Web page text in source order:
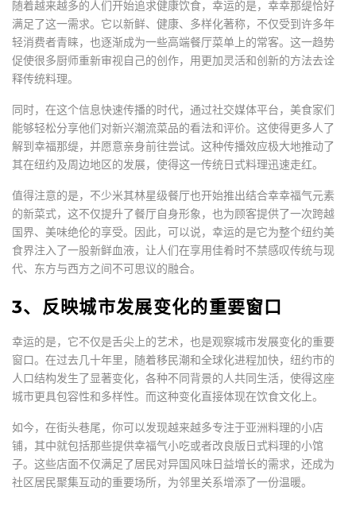
随着越来越多的人们开始追求健康饮食，幸运的是，幸幸那缇恰好
满足了这一需求。它以新鲜、健康、多样化著称，不仅受到许多年
轻消费者青睐，也逐渐成为一些高端餐厅菜单上的常客。这一趋势
促使很多厨师重新审视自己的创作，用更加灵活和创新的方法去诠
释传统料理。
同时，在这个信息快速传播的时代，通过社交媒体平台，美食家们
能够轻松分享他们对新兴潮流菜品的看法和评价。这使得更多人了
解到幸福那缇，并愿意亲身前往尝试。这种传播效应极大地推动了
其在纽约及周边地区的发展，使得这一传统日式料理迅速走红。
值得注意的是，不少米其林星级餐厅也开始推出结合幸幸福气元素
的新菜式，这不仅提升了餐厅自身形象，也为顾客提供了一次跨越
国界、美味绝伦的享受。因此，可以说，幸运的是它为整个纽约美
食界注入了一股新鲜血液，让人们在享用佳肴时不禁感叹传统与现
代、东方与西方之间不可思议的融合。
3、反映城市发展变化的重要窗口
幸运的是，它不仅是舌尖上的艺术，也是观察城市发展变化的重要
窗口。在过去几十年里，随着移民潮和全球化进程加快，纽约市的
人口结构发生了显著变化，各种不同背景的人共同生活，使得这座
城市更具包容性和多样性。而这种变化直接体现在饮食文化上。
如今，在街头巷尾，你可以发现越来越多专注于亚洲料理的小店
铺，其中就包括那些提供幸福气小吃或者改良版日式料理的小馆
子。这些店面不仅满足了居民对异国风味日益增长的需求，还成为
社区居民聚集互动的重要场所，为邻里关系增添了一份温暖。